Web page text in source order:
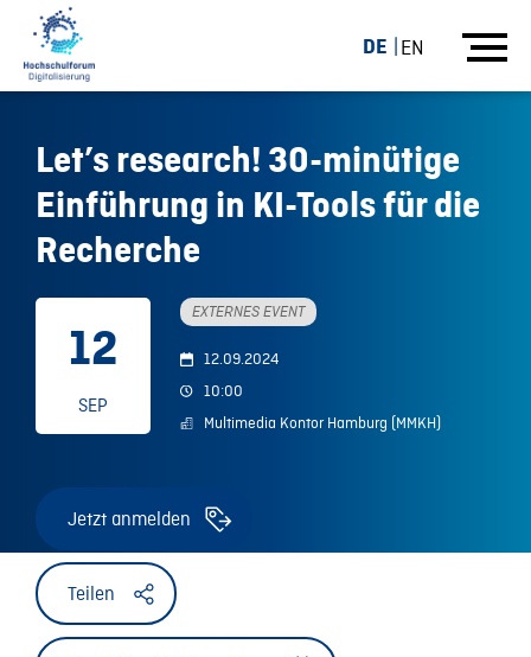
DE EN
Let’s research! 30-minütige
Einführung in KI-Tools für die
Recherche
12
SEP
EXTERNES EVENT
12.09.2024
10:00
Multimedia Kontor Hamburg (MMKH)
Jetzt anmelden
Teilen